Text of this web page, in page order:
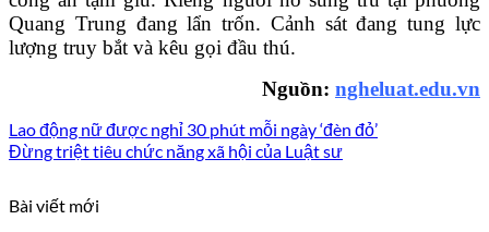
Quang Trung đang lẩn trốn. Cảnh sát đang tung lực
lượng truy bắt và kêu gọi đầu thú.
Nguồn: ngheluat.edu.vn
Lao động nữ được nghỉ 30 phút mỗi ngày ‘đèn đỏ’
Đừng triệt tiêu chức năng xã hội của Luật sư
Bài viết mới